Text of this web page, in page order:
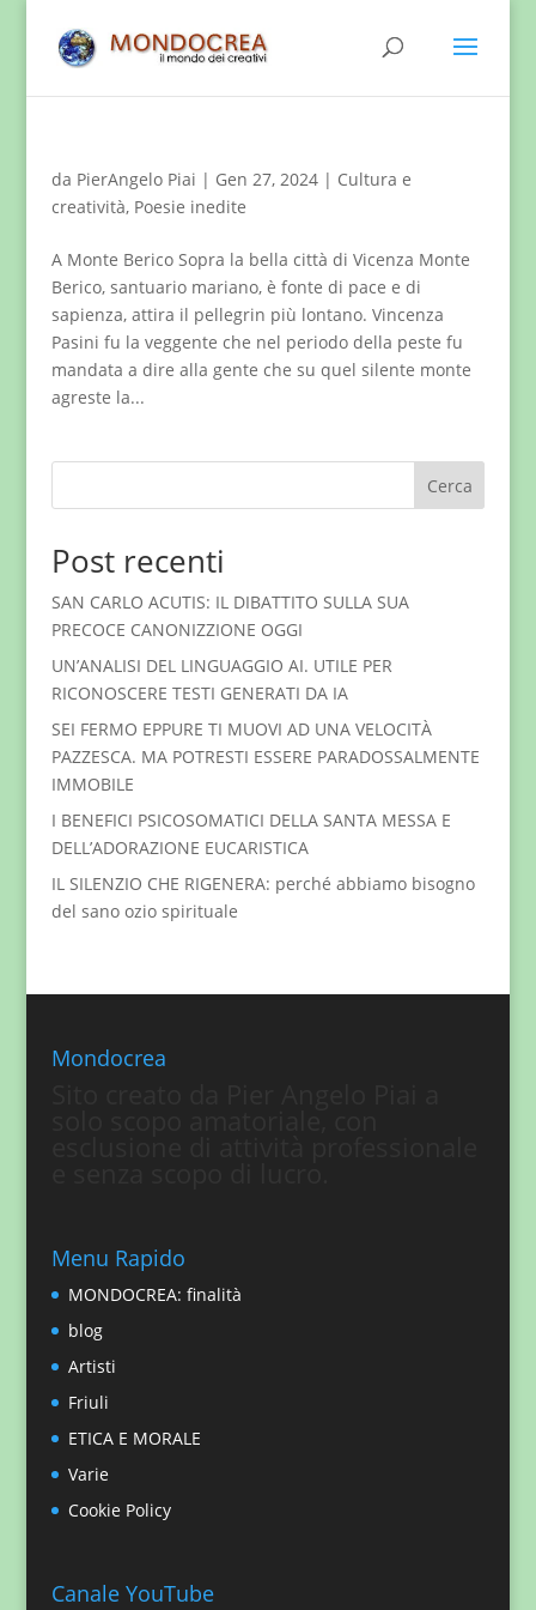
da PierAngelo Piai | Gen 27, 2024| Cultura e
creatività, Poesie inedite
A Monte Berico Sopra la bella città di Vicenza Monte
Berico, santuario mariano, è fonte di pace e di
sapienza, attira il pellegrin più lontano. Vincenza
Pasini fu la veggente che nel periodo della peste fu
mandata a dire alla gente che su quel silente monte
agreste la...
Cerca
Post recenti
SAN CARLO ACUTIS: IL DIBATTITO SULLA SUA
PRECOCE CANONIZZIONE OGGI
UN’ANALISI DEL LINGUAGGIO AI. UTILE PER
RICONOSCERE TESTI GENERATI DA IA
SEI FERMO EPPURE TI MUOVI AD UNA VELOCITÀ
PAZZESCA. MA POTRESTI ESSERE PARADOSSALMENTE
IMMOBILE
I BENEFICI PSICOSOMATICI DELLA SANTA MESSA E
DELL’ADORAZIONE EUCARISTICA
IL SILENZIO CHE RIGENERA: perché abbiamo bisogno
del sano ozio spirituale
Mondocrea
Menu Rapido
MONDOCREA: finalità
blog
Artisti
Friuli
ETICA E MORALE
Varie
Cookie Policy
Canale YouTube